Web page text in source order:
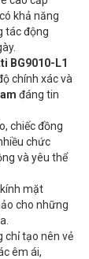
khả năng
tác động
BG9010-L1
chính xác và
đáng tin
chiếc đồng
chức
và yêu thể
mặt
cho những
chỉ tạo nên vẻ
êm ái,